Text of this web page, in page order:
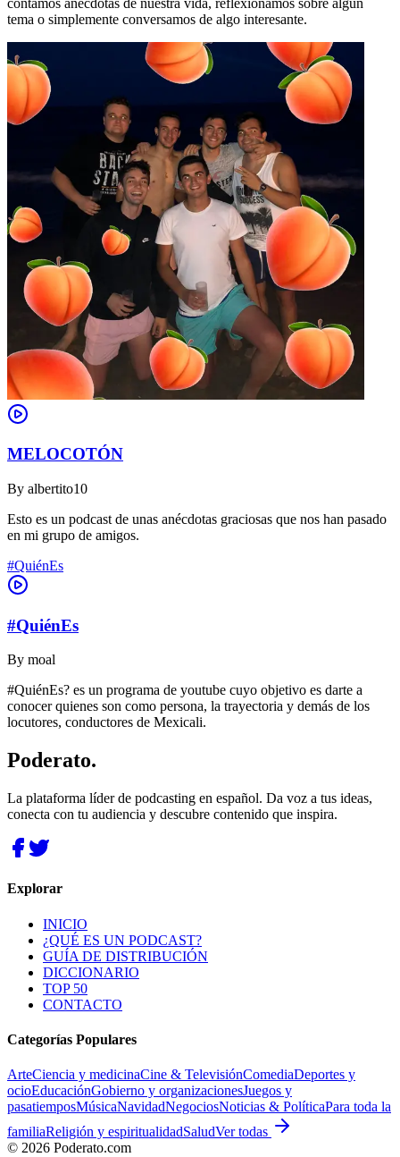
tema o simplemente conversamos de algo interesante.
MELOCOTÓN
By albertito10
Esto es un podcast de unas anécdotas graciosas que nos han pasado
en mi grupo de amigos.
#QuiénEs
#QuiénEs
By moal
#QuiénEs? es un programa de youtube cuyo objetivo es darte a
conocer quienes son como persona, la trayectoria y demás de los
locutores, conductores de Mexicali.
Poderato.
La plataforma líder de podcasting en español. Da voz a tus ideas,
conecta con tu audiencia y descubre contenido que inspira.
Explorar
INICIO
¿QUÉ ES UN PODCAST?
GUÍA DE DISTRIBUCIÓN
DICCIONARIO
TOP 50
CONTACTO
Categorías Populares
ArteCiencia y medicinaCine & TelevisiónComediaDeportes y
ocioEducaciónGobierno y organizacionesJuegos y
pasatiemposMúsicaNavidadNegociosNoticias & PolíticaPara toda la
familiaReligión y espiritualidadSaludVer todas
© 2026 Poderato.com